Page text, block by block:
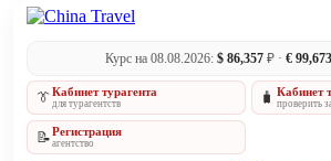
Курс на 08.08.2026: $ 86,357 ₽ · €
👔Кабинет турагента
для турагентств 🧳 Кабинет
проверить
📝Регистрация
агентство